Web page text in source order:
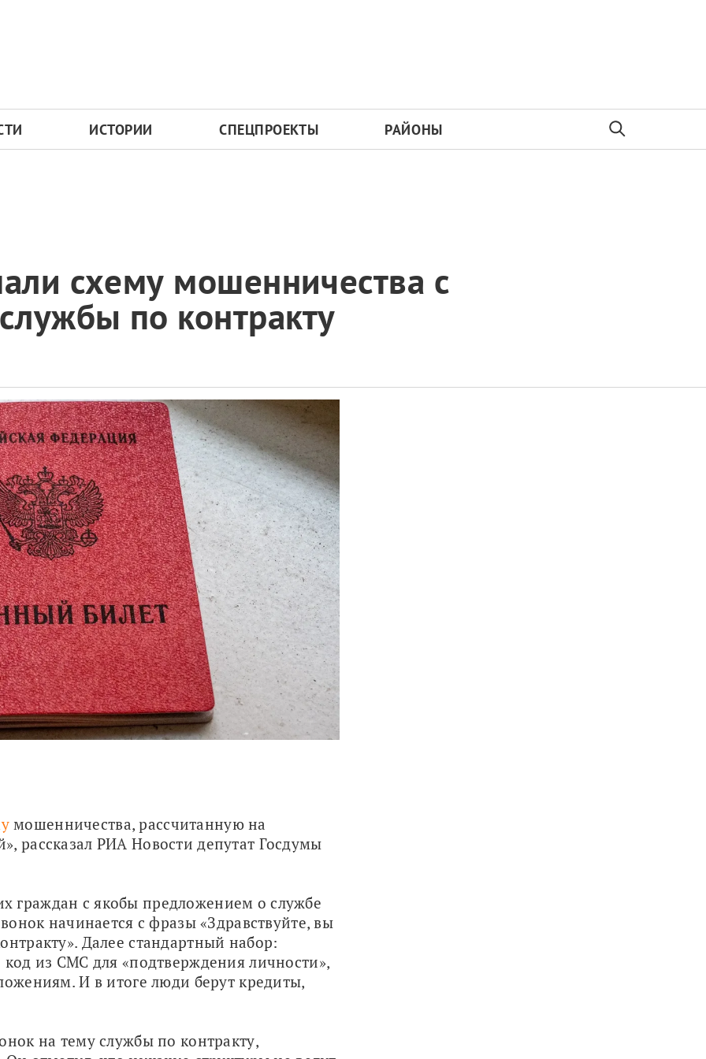
ИСТОРИИ СПЕЦПРОЕКТЫ РАЙОНЫ
схему мошенничества с
по контракту
мошенничества, рассчитанную на
рассказал РИА Новости депутат Госдумы
граждан с якобы предложением о службе
начинается с фразы «Здравствуйте, вы
Далее стандартный набор:
из СМС для «подтверждения личности»,
И в итоге люди берут кредиты,
на тему службы по контракту,